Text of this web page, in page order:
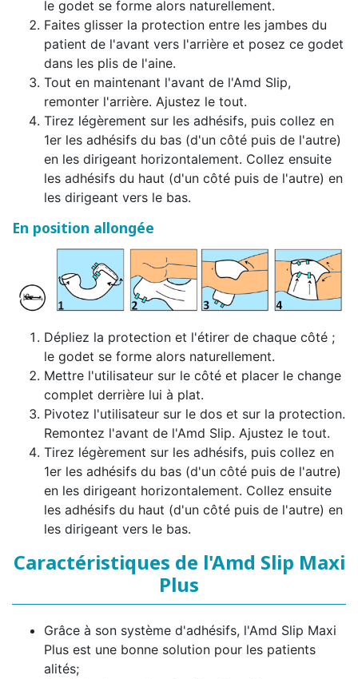
le godet se forme alors naturellement.
Faites glisser la protection entre les jambes du
patient de l'avant vers l'arrière et posez ce godet
dans les plis de l'aine.
Tout en maintenant l'avant de l'Amd Slip,
remonter l'arrière. Ajustez le tout.
Tirez légèrement sur les adhésifs, puis collez en
1er les adhésifs du bas (d'un côté puis de l'autre)
en les dirigeant horizontalement. Collez ensuite
les adhésifs du haut (d'un côté puis de l'autre) en
les dirigeant vers le bas.
En position allongée
Dépliez la protection et l'étirer de chaque côté ;
le godet se forme alors naturellement.
Mettre l'utilisateur sur le côté et placer le change
complet derrière lui à plat.
Pivotez l'utilisateur sur le dos et sur la protection.
Remontez l'avant de l'Amd Slip. Ajustez le tout.
Tirez légèrement sur les adhésifs, puis collez en
1er les adhésifs du bas (d'un côté puis de l'autre)
en les dirigeant horizontalement. Collez ensuite
les adhésifs du haut (d'un côté puis de l'autre) en
les dirigeant vers le bas.
Caractéristiques de l'Amd Slip Maxi
Plus
Grâce à son système d'adhésifs, l'Amd Slip Maxi
Plus est une bonne solution pour les patients
alités;